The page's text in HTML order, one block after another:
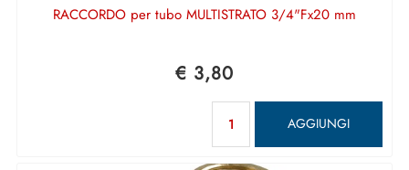
RACCORDO per tubo MULTISTRATO 3/4"Fx20 mm
€ 3,80
AGGIUNGI